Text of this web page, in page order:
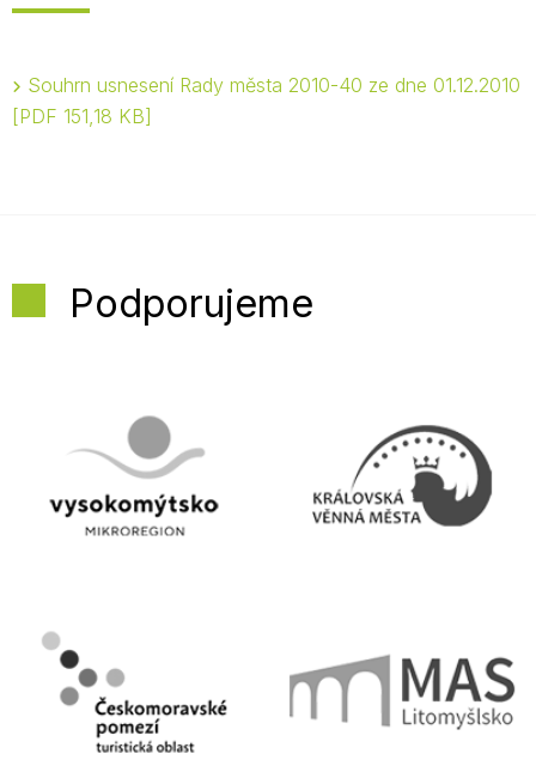
Souhrn usnesení Rady města 2010-40 ze dne 01.12.2010
PDF 151,18 KB
Podporujeme